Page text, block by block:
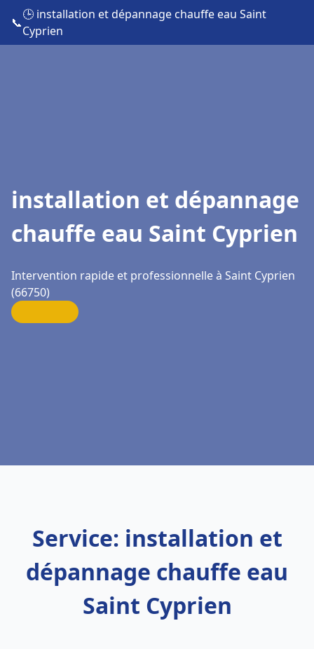
📞
🕒 installation et dépannage chauffe eau Saint
Cyprien
installation et dépannage
chauffe eau Saint Cyprien
Intervention rapide et professionnelle à Saint Cyprien
(66750)
Service: installation et
dépannage chauffe eau
Saint Cyprien